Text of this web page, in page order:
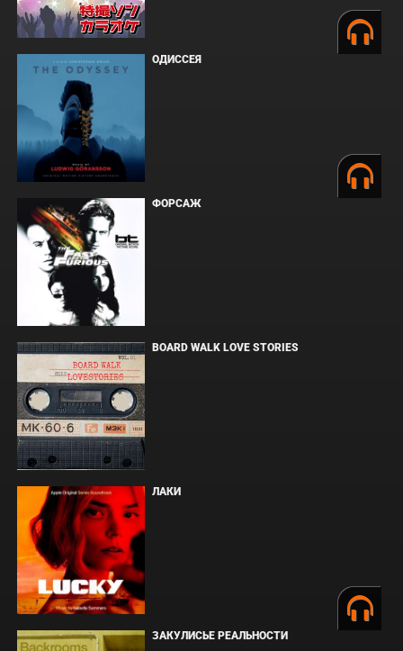
ОДИССЕЯ
ФОРСАЖ
BOARD WALK LOVE STORIES
ЛАКИ
ЗАКУЛИСЬЕ РЕАЛЬНОСТИ